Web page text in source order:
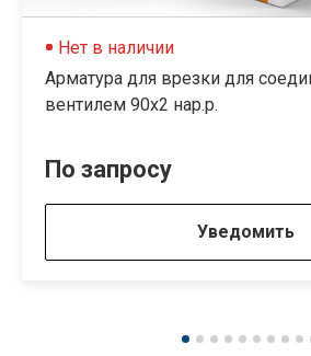
Нет в наличии
Арматура для врезки для
вентилем 90х2 нар.р.
По запросу
Уведомить